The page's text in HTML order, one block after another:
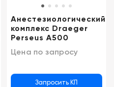
Анестезиологический
комплекс Draeger
Perseus A500
Цена по запросу
Запросить КП